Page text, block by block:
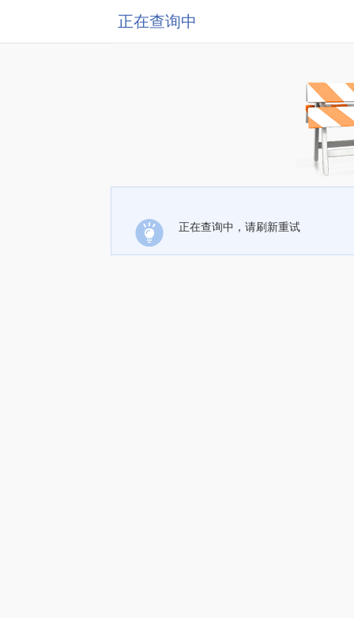
正在查询中
正在查询中，请刷新重试